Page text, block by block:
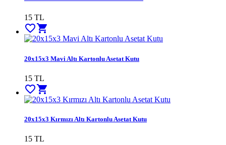
15 TL
favorite_bordershopping_cart
20x15x3 Mavi Altı Kartonlu Asetat Kutu
15 TL
favorite_bordershopping_cart
20x15x3 Kırmızı Altı Kartonlu Asetat Kutu
15 TL